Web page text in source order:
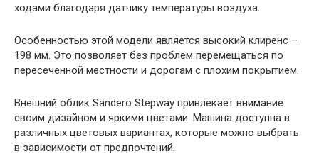
ходами благодаря датчику температуры воздуха.
Особенностью этой модели является высокий клиренс –
198 мм. Это позволяет без проблем перемещаться по
пересеченной местности и дорогам с плохим покрытием.
Внешний облик Sandero Stepway привлекает внимание
своим дизайном и яркими цветами. Машина доступна в
различных цветовых вариантах, которые можно выбрать
в зависимости от предпочтений.